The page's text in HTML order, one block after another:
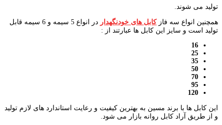
تولید می شوند.
همچنین انواع سه فازکابل های خودنگهدار
در انواع 5 سیمه و 6 سیمه قابل
تولید است و سایز این کابل ها عبارتند از :
16
25
35
50
70
95
120
این کابل ها با برند مسین به بهترین کیفیت و رعایت استاندارد های لازم تولید
و از طریق آراد کابل روانه بازار می شود.